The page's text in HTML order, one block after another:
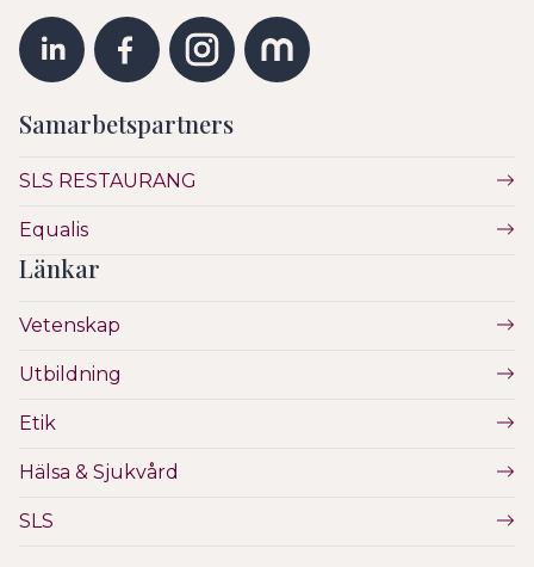
Samarbetspartners
SLS RESTAURANG
Equalis
Länkar
Vetenskap
Utbildning
Etik
Hälsa & Sjukvård
SLS